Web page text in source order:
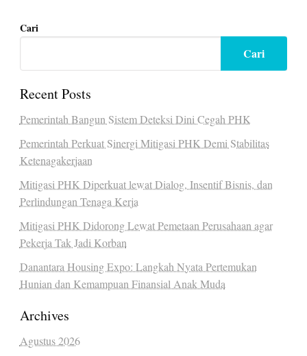
Cari
Cari
Recent Posts
Pemerintah Bangun Sistem Deteksi Dini Cegah PHK
Pemerintah Perkuat Sinergi Mitigasi PHK Demi Stabilitas
Ketenagakerjaan
Mitigasi PHK Diperkuat lewat Dialog, Insentif Bisnis, dan
Perlindungan Tenaga Kerja
Mitigasi PHK Didorong Lewat Pemetaan Perusahaan agar
Pekerja Tak Jadi Korban
Danantara Housing Expo: Langkah Nyata Pertemukan
Hunian dan Kemampuan Finansial Anak Muda
Archives
Agustus 2026